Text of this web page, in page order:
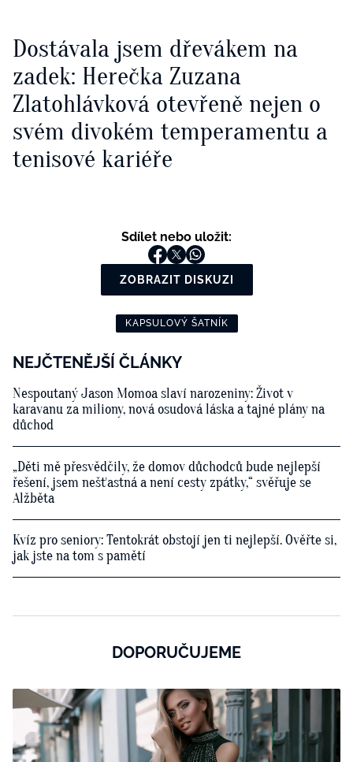
Dostávala jsem dřevákem na
zadek: Herečka Zuzana
Zlatohlávková otevřeně nejen o
svém divokém temperamentu a
tenisové kariéře
Sdílet nebo uložit:
ZOBRAZIT DISKUZI
KAPSULOVÝ ŠATNÍK
NEJČTENĚJŠÍ ČLÁNKY
Nespoutaný Jason Momoa slaví narozeniny: Život v
karavanu za miliony, nová osudová láska a tajné plány na
důchod
„Děti mě přesvědčily, že domov důchodců bude nejlepší
řešení, jsem nešťastná a není cesty zpátky,“ svěřuje se
Alžběta
Kvíz pro seniory: Tentokrát obstojí jen ti nejlepší. Ověřte si,
jak jste na tom s pamětí
DOPORUČUJEME